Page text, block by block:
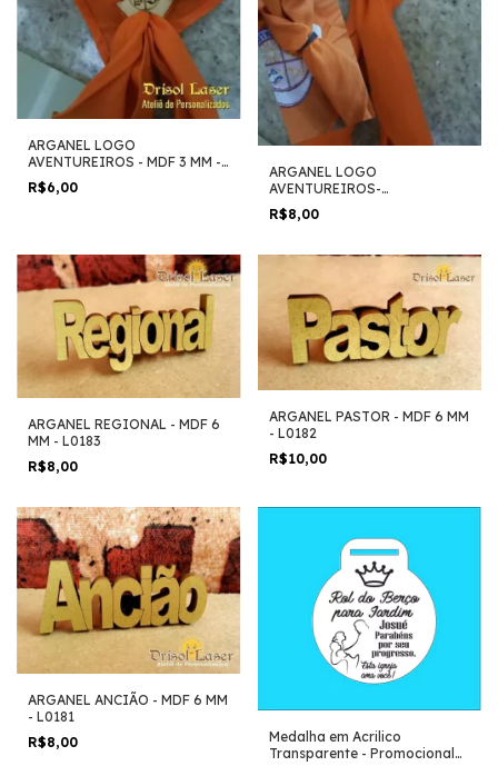
ARGANEL LOGO
AVENTUREIROS - MDF 3 MM -
PERSONALIZADO COM NOME
DO CLUBE(Pedido Minimo 10
R$6,00
ARGANEL LOGO
AVENTUREIROS-
PERSONALIZADO COM NOME
DO CLUBE (Pedido minimo 10
R$8,00
ARGANEL REGIONAL - MDF 6
MM - L0183
R$8,00
ARGANEL PASTOR - MDF 6 MM
- L0182
R$10,00
ARGANEL ANCIÃO - MDF 6 MM
- L0181
R$8,00
Medalha em Acrilico
Transparente - Promocional